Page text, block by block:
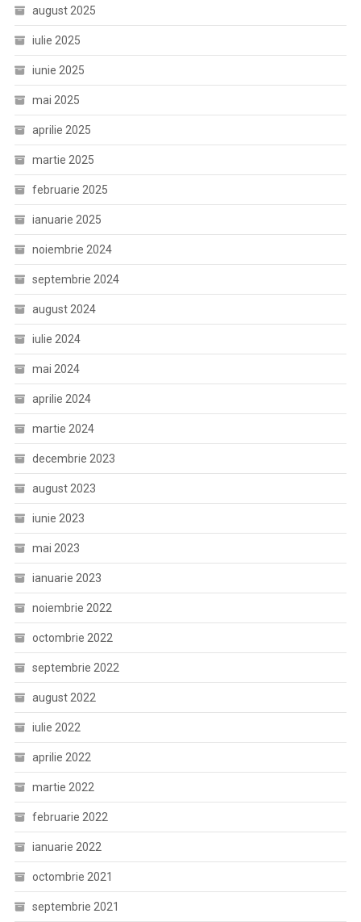
august 2025
iulie 2025
iunie 2025
mai 2025
aprilie 2025
martie 2025
februarie 2025
ianuarie 2025
noiembrie 2024
septembrie 2024
august 2024
iulie 2024
mai 2024
aprilie 2024
martie 2024
decembrie 2023
august 2023
iunie 2023
mai 2023
ianuarie 2023
noiembrie 2022
octombrie 2022
septembrie 2022
august 2022
iulie 2022
aprilie 2022
martie 2022
februarie 2022
ianuarie 2022
octombrie 2021
septembrie 2021